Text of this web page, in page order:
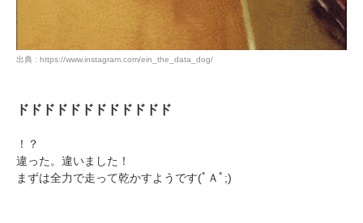
出典 : https://www.instagram.com/ein_the_data_dog/
ドドドドドドドドドドドド
！？
違った。違いました！
まずは全力で走って乾かすようです(ﾟＡﾟ;)